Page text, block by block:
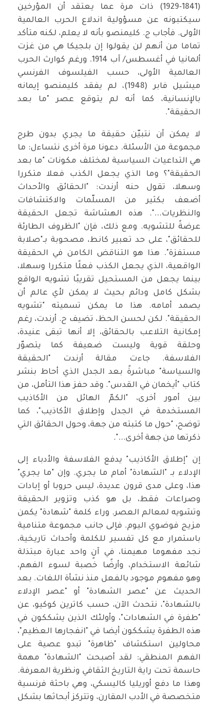
(1841-1929) ذات مرة عما يعتقد أن المؤرخين
سيكتبونه عن مسؤولية اندلاع الحرب العالمية
الأولى. فأجاب ج. كليمنصو بأنه لا يعلم، لكنه متأكد
تماما من أنهم لن يقولوا إن بلجيكا هي من غزت
ألمانيا في أغسطس/ آب 1914. ورغم كوارث الحرب
العالمية الأولى، حسب الفيلسوف الفرنسي
ميشيل فابر (1948)، لم يفقد كليمنصو إيمانه
بالإنسانية، كما أنه لم يتوقع عصر "ما بعد
الحقيقة".
لا يمكن أن نتبيّن حقيقة ما يجري بدون طرح
مجموعة من الأسئلة. دعونا مرة أخرى نتساءل: ما
هي التداعيات السياسية لمختلف مكونات "ما بعد
الحقيقة"؟ وما الذي يجعل الكذب فعلا متكررا
وسهلا، تقول حنه أرندت: "الحقائق والأحداث
أضعف بكثير من المسلّمات والاكتشافات
والنظريات...". هذه الهشاشة تجعل الحقيقة
عرضةً للتشويه. ومع ذلك، فإن "الظروف الطارئة
للحقائق"، على حد تعبير كانط، مصحوبة بـ"صلابة
مستفزة". هذا هو التناقض الكامن في الحقيقة
الواقعية، الذي يجعل الكذب فعلًا متكررا وسهلا،
بينما يجعل من المستحيل تقريبًا تشويه الواقع
بشكل كامل ودائم بحيث لا يمكن لأي عالم أن
يصمد أمامه. هذا ما يمكن تسميته "تشويه
الحقيقة". لكن لحسن الحظ، تضيف ح. أرندت، رغم
إمكانية التلاعب بالحقائق، إلا أنها تبقى عنيدة،
وحلقة قوية وليست ضعيفة كما يتصوّر
الفلاسفة. جاءت مقالة أرندت "الحقيقة
والسياسة" مباشرةً بعد الجدل الذي أحاط بنشر
كتاب "أيخمان في القدس". وقد حفز هذا التأمل، من
بين أمور أخرى، "الكمّ الهائل من الأكاذيب
المستخدمة في الجدل وإطلاق الأكاذيب"، كما
توضح، "حول ما كتبته من جهة، وحول الحقائق التي
ذكرتها من جهة أخرى...".
إن "إطلاق الأكاذيب" يدفع الفلاسفة والأدباء إلى
الإدلاء بـ "الشهادة" أمام ما يجري. وإن "ما يجري"
هذا، وعلى مدى قرون عديدة، ليس حروبا أو إبادات
وصراعات فقط، بل هو كذب وتزوير الحقيقة
وتشويه لمعالم العصر. وراء كلمة "شهادة" يكمن
مزيج فوضوي اليوم. فإلى جانب مجموعة متنامية
باستمرار مع كل تفسير للكلمة وأحداث تاريخية،
نجد مفهوما مهيمنا، في آنٍ واحد عبارة مبتذلة
شائعة الاستخدام، وأرضًا خصبة لسوء الفهم،
وهو مفهوم موجود بالفعل منذ نشأة اللغات. بعد
الحديث عن "عصر الشهادة" أو "عصر الإدلاء
بالشهادة"، نتحدث الآن، حسب كاترين كوكيو، عن
"طفرة في الشهادات"، وأولئك الذين يشككون في
هذه الطفرة يشككون أيضا في "انفجارها العظيم"،
محاولين استكشاف "ظاهرة" تبدو عصية على
الفهم المنطقي: لقد أصبحت "الشهادة" مهمة
حاسمة تحت راية التاريخ الثقافي ونظرية المعرفة.
وهذا ما دفع أوريليا كاليسكي، وهي باحثة فرنسية
متخصصة في الأدب المقارن، وتتركز أبحاثها بشكل